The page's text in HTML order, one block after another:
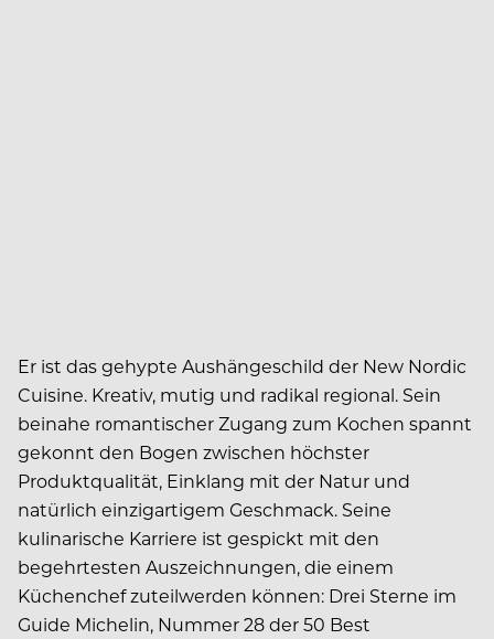
Er ist das gehypte Aushängeschild der New Nordic
Cuisine. Kreativ, mutig und radikal regional. Sein
beinahe romantischer Zugang zum Kochen spannt
gekonnt den Bogen zwischen höchster
Produktqualität, Einklang mit der Natur und
natürlich einzigartigem Geschmack. Seine
kulinarische Karriere ist gespickt mit den
begehrtesten Auszeichnungen, die einem
Küchenchef zuteilwerden können: Drei Sterne im
Guide Michelin, Nummer 28 der 50 Best